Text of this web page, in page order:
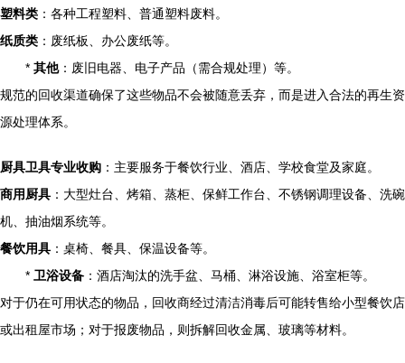
塑料类 ：各种工程塑料、普通塑料废料。
纸质类 ：废纸板、办公废纸等。
* 其他：废旧电器、电子产品（需合规处理）等。
规范的回收渠道确保了这些物品不会被随意丢弃，而是进入合法的再生资
源处理体系。
厨具卫具专业收购 ：主要服务于餐饮行业、酒店、学校食堂及家庭。
商用厨具 ：大型灶台、烤箱、蒸柜、保鲜工作台、不锈钢调理设备、洗碗
机、抽油烟系统等。
餐饮用具 ：桌椅、餐具、保温设备等。
* 卫浴设备 ：酒店淘汰的洗手盆、马桶、淋浴设施、浴室柜等。
对于仍在可用状态的物品，回收商经过清洁消毒后可能转售给小型餐饮店
或出租屋市场；对于报废物品，则拆解回收金属、玻璃等材料。